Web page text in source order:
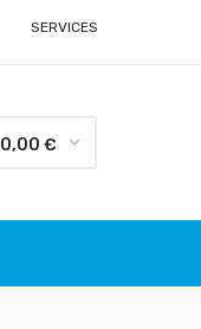
SERVICES
0,00 €